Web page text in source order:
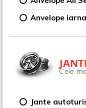
Anvelope iarna
Cele
Jante